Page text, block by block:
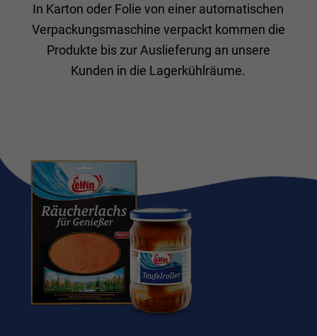
In Karton oder Folie von einer automatischen
Verpackungsmaschine verpackt kommen die
Produkte bis zur Auslieferung an unsere
Kunden in die Lagerkühlräume.